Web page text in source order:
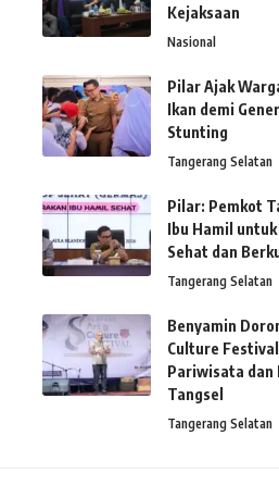
Kejaksaan
Nasional
Pilar Ajak
Ikan demi
Stunting
Tangerang Selatan
Pilar: Pemkot
Ibu Hamil
Sehat dan
Tangerang Selatan
Benyamin
Culture
Pariwisata dan
Tangsel
Tangerang Selatan